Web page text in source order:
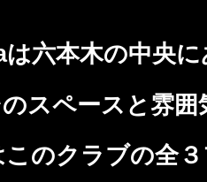
六本木の中央
スペースと雰
のクラブの全